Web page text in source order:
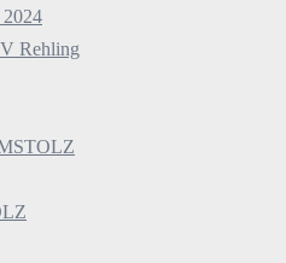
2024
Rehling